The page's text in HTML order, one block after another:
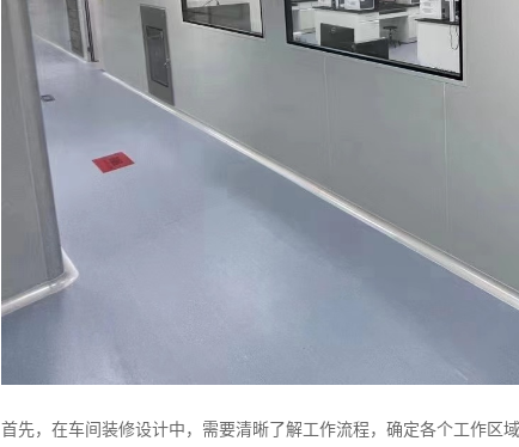
首先，在车间装修设计中，需要清晰了解工作流程，确定各个工作区